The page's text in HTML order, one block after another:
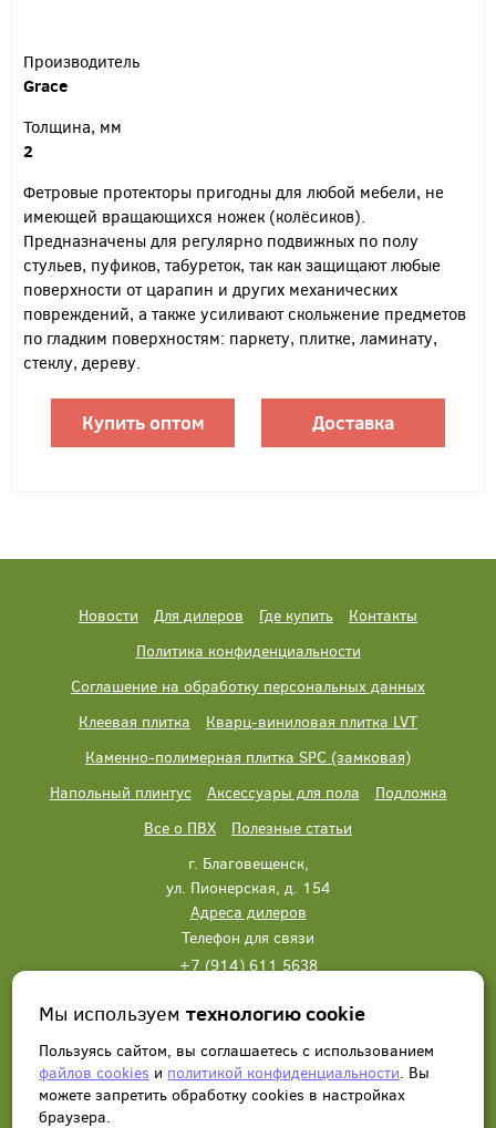
Производитель
Grace
Толщина, мм
2
Фетровые протекторы пригодны для любой мебели, не
имеющей вращающихся ножек (колёсиков).
Предназначены для регулярно подвижных по полу
стульев, пуфиков, табуреток, так как защищают любые
поверхности от царапин и других механических
повреждений, а также усиливают скольжение предметов
по гладким поверхностям: паркету, плитке, ламинату,
стеклу, дереву.
Купить оптом Доставка
Новости Для дилеров Где купить
Контакты
Политика конфиденциальности
Соглашение на обработку персональных данных
Клеевая плитка
Кварц-виниловая плитка LVT
Каменно-полимерная плитка SPC (замковая)
Напольный плинтус
Аксессуары для пола
Подложка
Все о ПВХ
Полезные статьи
г. Благовещенск,
ул. Пионерская, д. 154
Адреса дилеров
Телефон для связи
+7 (914) 611 5638
Написать нам Заказать звонок
Мы используемтехнологию cookie
Пользуясь сайтом, вы соглашаетесь с использованием
файлов cookies и политикой конфиденциальности. Вы
можете запретить обработку сookies в настройках
браузера.